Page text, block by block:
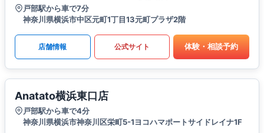
戸部駅から車で7分
神奈川県横浜市中区元町1丁目13元町プラザ2階
店舗情報 公式サイト 体験・相談予約
Anatato横浜東口店
戸部駅から車で4分
神奈川県横浜市神奈川区栄町5-1ヨコハマポートサイドレイナ1F